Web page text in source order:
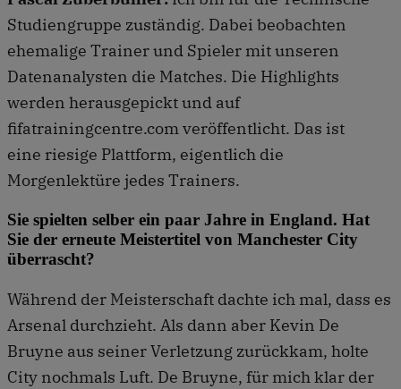
Studiengruppe zuständig. Dabei beobachten
ehemalige Trainer und Spieler mit unseren
Datenanalysten die Matches. Die Highlights
werden herausgepickt und auf
fifatrainingcentre.com veröffentlicht. Das ist
eine riesige Plattform, eigentlich die
Morgenlektüre jedes Trainers.
Sie spielten selber ein paar Jahre in England. Hat
Sie der erneute Meistertitel von Manchester City
überrascht?
Während der Meisterschaft dachte ich mal, dass es
Arsenal durchzieht. Als dann aber Kevin De
Bruyne aus seiner Verletzung zurückkam, holte
City nochmals Luft. De Bruyne, für mich klar der